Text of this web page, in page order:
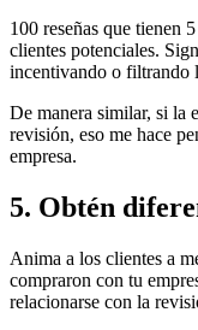
100 reseñas que tienen
clientes potenciales.
incentivando o filtrando
De manera similar, si la
revisión, eso me hace
empresa.
5. Obtén
Anima a los clientes a
compraron con tu
relacionarse con la